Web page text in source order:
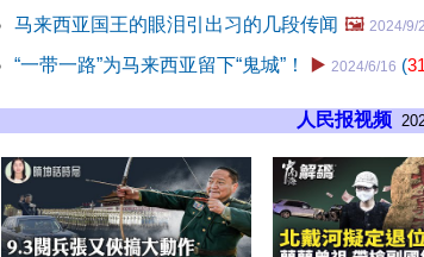
马来西亚国王的眼泪引出习的几段传闻 🖼️ 2024/9/
“一带一路”为马来西亚留下“鬼城”！
▶️ 2024/6/16 (
人民报视频